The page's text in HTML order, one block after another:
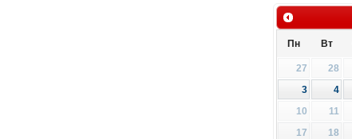
Пн Вт
27 28
3
4
10
11
17
18